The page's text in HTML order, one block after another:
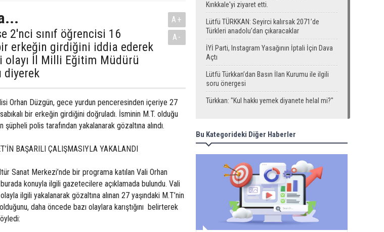
2'nci sınıf öğrencisi 16
erkeğin girdiğini iddia ederek
olayı İl Milli Eğitim Müdürü
diyerek
A+
A-
Orhan Düzgün, gece yurdun penceresinden içeriye 27
bir erkeğin girdiğini doğruladı. İsminin M.T. olduğu
şüpheli polis tarafından yakalanarak gözaltına alındı.
BAŞARILI ÇALIŞMASIYLA YAKALANDI
Sanat Merkezi’nde bir programa katılan Vali Orhan
konuyla ilgili gazetecilere açıklamada bulundu. Vali
ilgili yakalanarak gözaltına alınan 27 yaşındaki M.T’nin
olduğunu, daha öncede bazı olaylara karıştığını belirterek
Kırıkkale'yi ziyaret etti.
Lütfü TÜRKKAN: Seyirci kalırsak 2071’de
Türkleri anadolu’dan çıkaracaklar
İYİ Parti, Instagram Yasağının İptali İçin Dava
Açtı
Lütfü Türkkan’dan Basın İlan Kurumu ile ilgili
soru önergesi
Türkkan: "Kul hakkı yemek diyanete helal mi?"
Bu Kategorideki Diğer Haberler